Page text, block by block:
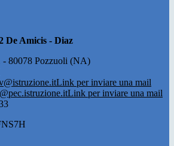
De Amicis - Diaz
- 80078 Pozzuoli (NA)
Link per inviare una mail
Link per inviare una mail